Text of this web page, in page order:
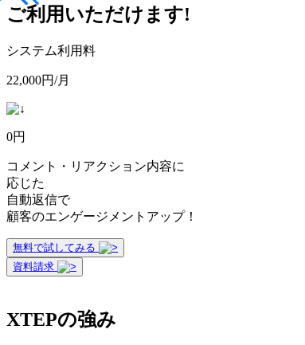
ご利用いただけます!
システム利用料
22,000円/月
0円
コメント・リアクション内容に
応じた
自動返信で
顧客のエンゲージメントアップ！
無料で試してみる
資料請求
XTEPの強み